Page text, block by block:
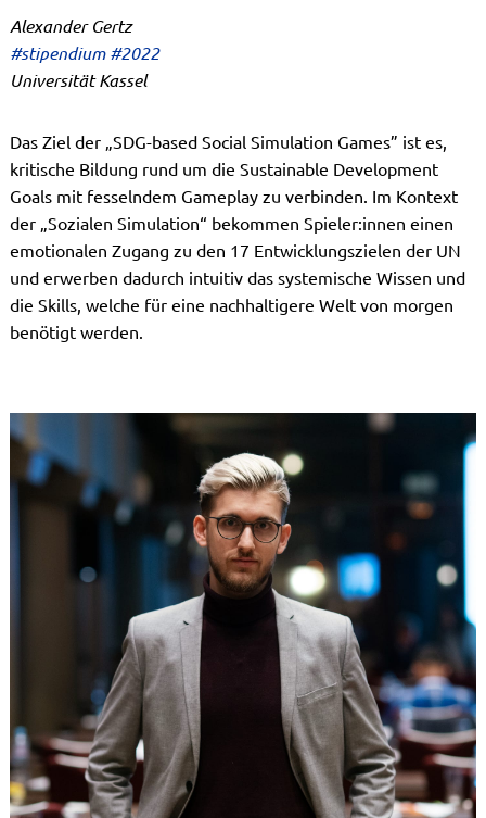
Alexander Gertz
#stipendium #2022
Universität Kassel
Das Ziel der „SDG-based Social Simulation Games” ist es,
kritische Bildung rund um die Sustainable Development
Goals mit fesselndem Gameplay zu verbinden. Im Kontext
der „Sozialen Simulation“ bekommen Spieler:innen einen
emotionalen Zugang zu den 17 Entwicklungszielen der UN
und erwerben dadurch intuitiv das systemische Wissen und
die Skills, welche für eine nachhaltigere Welt von morgen
benötigt werden.